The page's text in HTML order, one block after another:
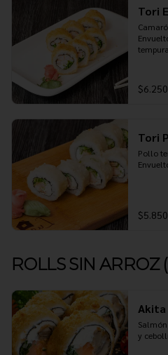
Tori
tempura
$6.250
Tori
Pollo
$5.850
ROLLS SIN ARROZ
Akita
y